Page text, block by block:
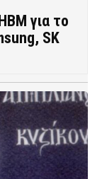
για το
SK